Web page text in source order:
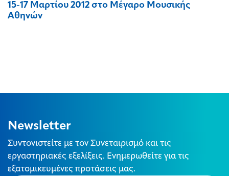
15-17 Μαρτίου 2012 στο Μέγαρο Μουσικής
Αθηνών
Newsletter
Συντονιστείτε με τον Συνεταιρισμό και τις
εργαστηριακές εξελίξεις. Ενημερωθείτε για τις
εξατομικευμένες προτάσεις μας.